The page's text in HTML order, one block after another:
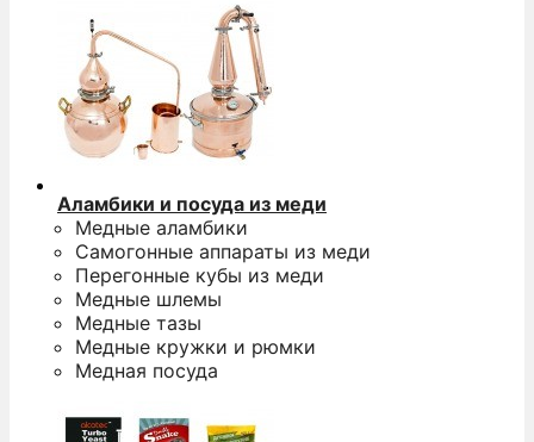
Аламбики и посуда из меди
Медные аламбики
Самогонные аппараты из меди
Перегонные кубы из меди
Медные шлемы
Медные тазы
Медные кружки и рюмки
Медная посуда